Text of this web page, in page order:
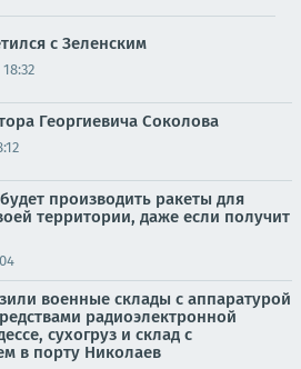
с Зеленским
18:32
Георгиевича Соколова
производить ракеты для
территории, даже если получит
военные склады с аппаратурой
радиоэлектронной
сухогруз и склад с
в порту Николаев